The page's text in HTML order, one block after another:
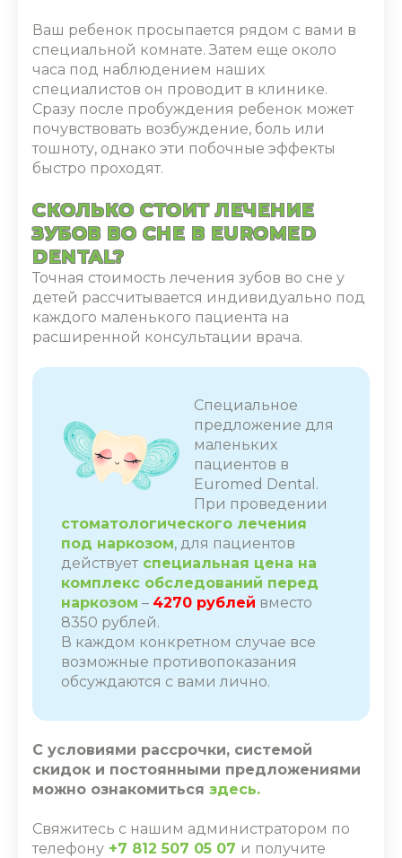
Ваш ребенок просыпается рядом с вами в
специальной комнате. Затем еще около
часа под наблюдением наших
специалистов он проводит в клинике.
Сразу после пробуждения ребенок может
почувствовать возбуждение, боль или
тошноту, однако эти побочные эффекты
быстро проходят.
СКОЛЬКО СТОИТ ЛЕЧЕНИЕ
ЗУБОВ ВО СНЕ В EUROMED
DENTAL?
Точная стоимость лечения зубов во сне у
детей рассчитывается индивидуально под
каждого маленького пациента на
расширенной консультации врача.
Специальное
предложение для
маленьких
пациентов в
Euromed Dental.
При проведении
стоматологического лечения
под наркозом, для пациентов
действует специальная цена на
комплекс обследований перед
наркозом – 4270 рублей вместо
8350 рублей.
В каждом конкретном случае все
возможные противопоказания
обсуждаются с вами лично.
С условиями рассрочки, системой
скидок и постоянными предложениями
можно ознакомиться здесь.
Свяжитесь с нашим администратором по
телефону +7 812 507 05 07 и получите